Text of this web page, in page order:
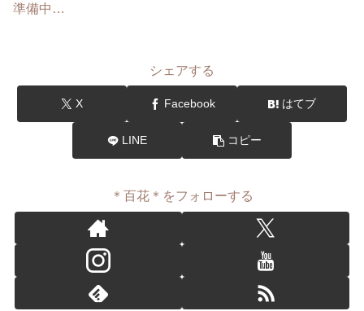
準備中…
シェアする
X Facebook はてブ
LINE コピー
＊百花＊をフォローする